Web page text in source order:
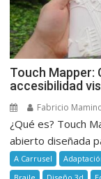
Touch Mapper:
accesibilidad
Fabricio
¿Qué es? Touch
abierto diseñada
A Carrusel